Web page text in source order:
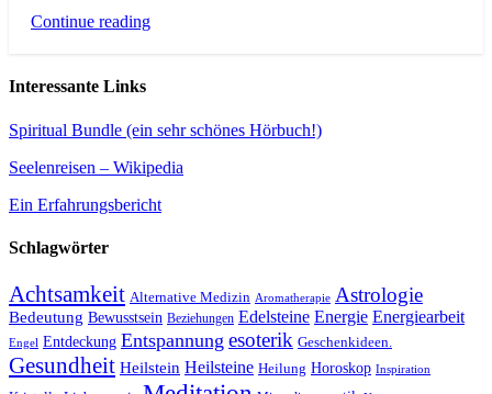
Continue reading
Interessante Links
Spiritual Bundle (ein sehr schönes Hörbuch!)
Seelenreisen – Wikipedia
Ein Erfahrungsbericht
Schlagwörter
Achtsamkeit Alternative Medizin Aromatherapie Astrologie
Bedeutung Bewusstsein Beziehungen Edelsteine Energie Energiearbeit
Engel Entdeckung Entspannung esoterik Geschenkideen.
Gesundheit Heilstein Heilsteine Heilung Horoskop Inspiration